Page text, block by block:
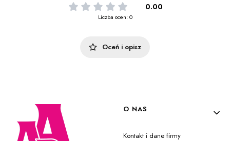
0.00
Liczba ocen: 0
Oceń i opisz
Linki w stopce
O NAS
Kontakt i dane firmy